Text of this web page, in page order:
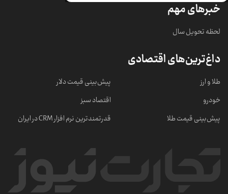
خبرهای مهم
لحظه تحویل سال
داغ‌ترین‌های اقتصادی
طلا و ارز
خودرو
پیش‌بینی قیمت طلا
پیش‌بینی قیمت دلار
اقتصاد سبز
قدرتمندترین نرم‌ افزار CRM در ایران